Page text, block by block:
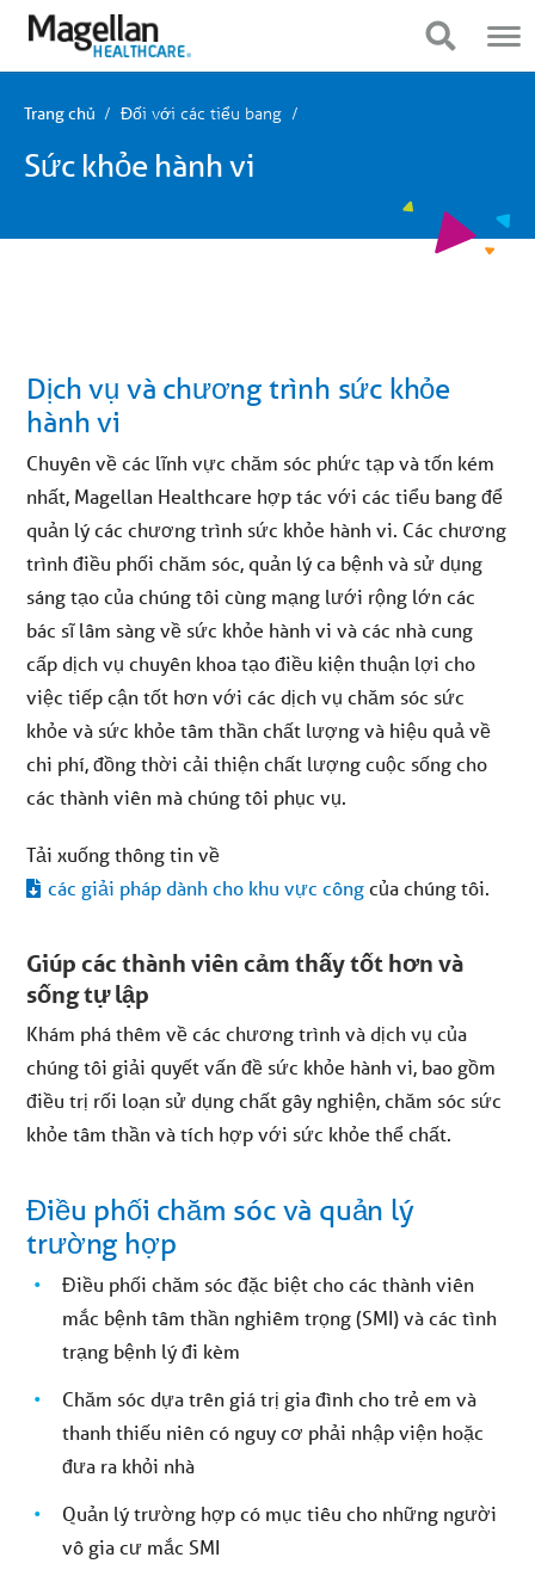
đang
Nhấp
qua
nội
hướng
Trang chủ Đối với các tiểu bang
Sức khỏe hành vi
Dịch vụ và chương trình sức khỏe
hành vi
Chuyên về các lĩnh vực chăm sóc phức tạp và tốn kém
nhất, Magellan Healthcare hợp tác với các tiểu bang để
quản lý các chương trình sức khỏe hành vi. Các chương
trình điều phối chăm sóc, quản lý ca bệnh và sử dụng
sáng tạo của chúng tôi cùng mạng lưới rộng lớn các
bác sĩ lâm sàng về sức khỏe hành vi và các nhà cung
cấp dịch vụ chuyên khoa tạo điều kiện thuận lợi cho
việc tiếp cận tốt hơn với các dịch vụ chăm sóc sức
khỏe và sức khỏe tâm thần chất lượng và hiệu quả về
chi phí, đồng thời cải thiện chất lượng cuộc sống cho
các thành viên mà chúng tôi phục vụ.
Tải xuống thông tin về
các giải pháp dành cho khu vực côngcủa chúng tôi.
Giúp các thành viên cảm thấy tốt hơn và
sống tự lập
Khám phá thêm về các chương trình và dịch vụ của
chúng tôi giải quyết vấn đề sức khỏe hành vi, bao gồm
điều trị rối loạn sử dụng chất gây nghiện, chăm sóc sức
khỏe tâm thần và tích hợp với sức khỏe thể chất.
Điều phối chăm sóc và quản lý
trường hợp
Điều phối chăm sóc đặc biệt cho các thành viên
mắc bệnh tâm thần nghiêm trọng (SMI) và các tình
trạng bệnh lý đi kèm
Chăm sóc dựa trên giá trị gia đình cho trẻ em và
thanh thiếu niên có nguy cơ phải nhập viện hoặc
đưa ra khỏi nhà
Quản lý trường hợp có mục tiêu cho những người
vô gia cư mắc SMI